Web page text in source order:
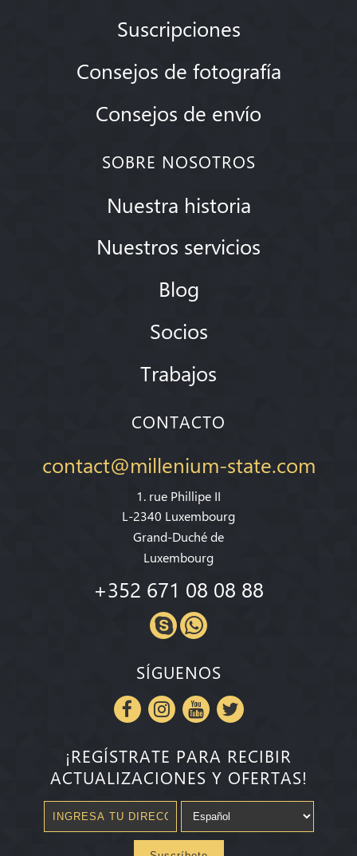
Suscripciones
Consejos de fotografía
Consejos de envío
SOBRE NOSOTROS
Nuestra historia
Nuestros servicios
Blog
Socios
Trabajos
CONTACTO
contact@millenium-state.com
1. rue Phillipe II
L-2340 Luxembourg
Grand-Duché de
Luxembourg
+352 671 08 08 88
SÍGUENOS
¡REGÍSTRATE PARA RECIBIR
ACTUALIZACIONES Y OFERTAS!